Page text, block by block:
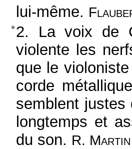
lui-même.
2. La voix de
violente les
que le
corde
semblent justes
longtemps et
du son. R.